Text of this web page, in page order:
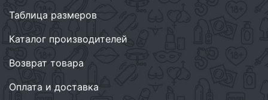
Таблица размеров
Каталог производителей
Возврат товара
Оплата и доставка